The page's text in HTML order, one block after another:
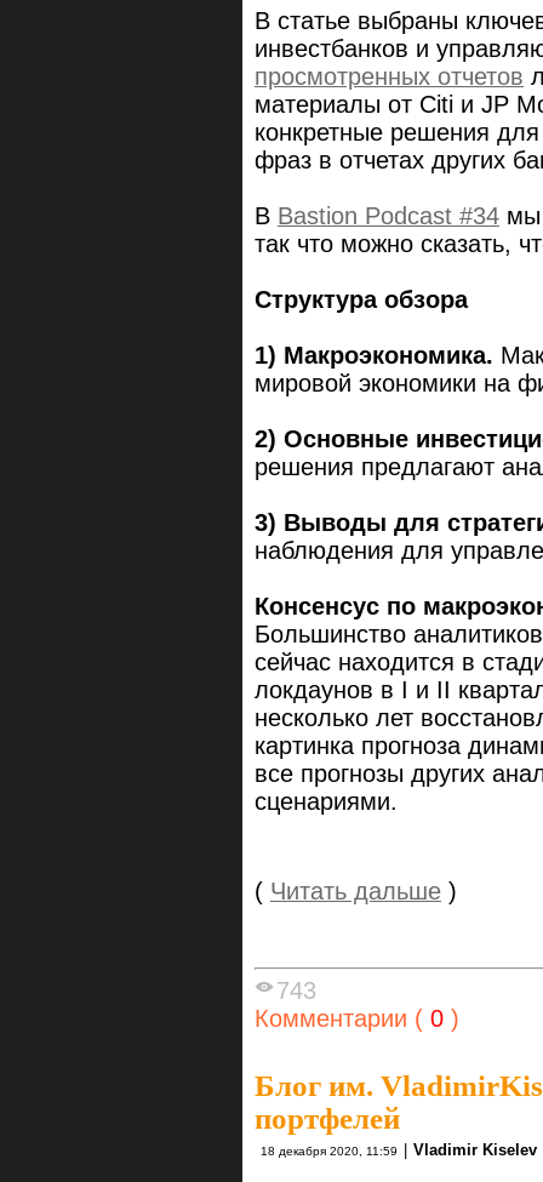
В статье выбраны
инвестбанков и
просмотренных отчетов
материалы от Citi и JP
конкретные решения
фраз в отчетах других
В Bastion Podcast #34 мы
так что можно сказать,
Структура обзора
1) Макроэкономика.
мировой экономики на
2) Основные
решения предлагают
3) Выводы для
наблюдения для
Консенсус по
Большинство
сейчас находится в
локдаунов в I и II
несколько лет
картинка прогноза
все прогнозы других
сценариями.
( Читать дальше )
743
Комментарии ( 0 )
Блог им.
портфелей
18 декабря 2020, 11:59 Vladimir Kiselev